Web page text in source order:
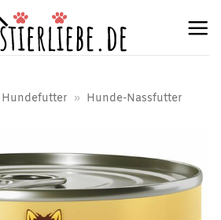
Hundefutter » Hunde-Nassfutter